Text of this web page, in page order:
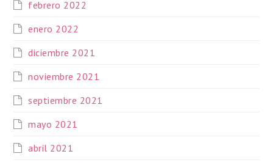
febrero 2022
enero 2022
diciembre 2021
noviembre 2021
septiembre 2021
mayo 2021
abril 2021